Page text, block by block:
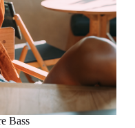
Bass